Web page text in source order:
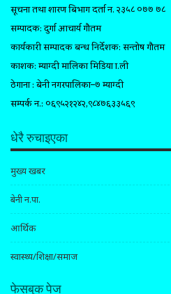
सूचना तथा प्रशारण बिभाग दर्ता न. २३५८ ०७७ ७८
सम्पादक: दुर्गा आचार्य गौतम
कार्यकारी सम्पादक प्रबन्ध निर्देशक: सन्तोष गौतम
प्रकाशक: म्याग्दी मालिका मिडिया प्रा.ली
ठेगाना : बेनी नगरपालिका–७ म्याग्दी
सम्पर्क न.: ०६९५२१२४२,९८४७६३३५६९
धेरै रुचाइएका
मुख्य खबर
बेनी न.पा.
आर्थिक
स्वास्थ्य/शिक्षा/समाज
फेसबुक पेज